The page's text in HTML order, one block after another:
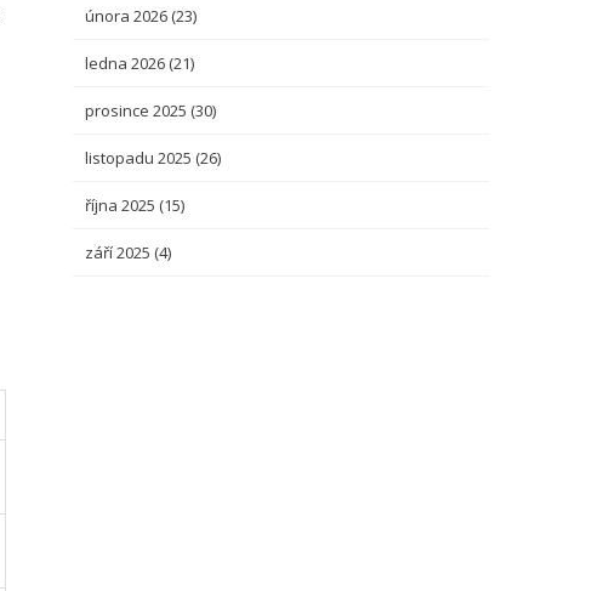
února 2026 (23)
ledna 2026 (21)
prosince 2025 (30)
listopadu 2025 (26)
října 2025 (15)
září 2025 (4)